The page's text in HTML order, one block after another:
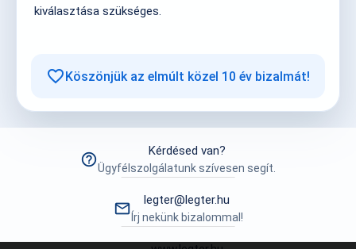
kiválasztása szükséges.
favorite_borderKöszönjük az elmúlt közel 10 év bizalmát!
help_outline Kérdésed van?
Ügyfélszolgálatunk szívesen segít.
mail_outline legter@legter.hu
Írj nekünk bizalommal!